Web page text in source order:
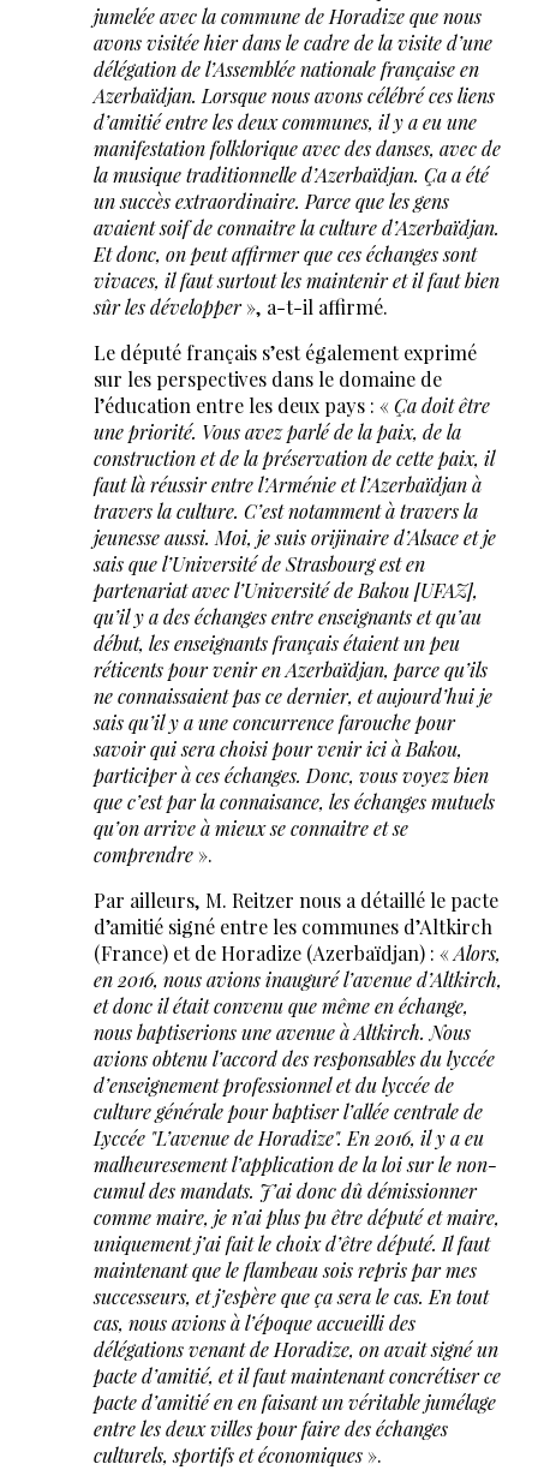
jumelée avec la commune de Horadize que nous
avons visitée hier dans le cadre de la visite d’une
délégation de l’Assemblée nationale française en
Azerbaïdjan. Lorsque nous avons célébré ces liens
d’amitié entre les deux communes, il y a eu une
manifestation folklorique avec des danses, avec de
la musique traditionnelle d’Azerbaïdjan. Ça a été
un succès extraordinaire. Parce que les gens
avaient soif de connaitre la culture d’Azerbaïdjan.
Et donc, on peut affirmer que ces échanges sont
vivaces, il faut surtout les maintenir et il faut bien
sûr les développer», a-t-il affirmé.
Le député français s’est également exprimé
sur les perspectives dans le domaine de
l’éducation entre les deux pays : «Ça doit être
une priorité. Vous avez parlé de la paix, de la
construction et de la préservation de cette paix, il
faut là réussir entre l’Arménie et l’Azerbaïdjan à
travers la culture. C’est notamment à travers la
jeunesse aussi. Moi, je suis orijinaire d’Alsace et je
sais que l’Université de Strasbourg est en
partenariat avec l’Université de Bakou [UFAZ],
qu’il y a des échanges entre enseignants et qu’au
début, les enseignants français étaient un peu
réticents pour venir en Azerbaïdjan, parce qu’ils
ne connaissaient pas ce dernier, et aujourd’hui je
sais qu’il y a une concurrence farouche pour
savoir qui sera choisi pour venir ici à Bakou,
participer à ces échanges. Donc, vous voyez bien
que c’est par la connaisance, les échanges mutuels
qu’on arrive à mieux se connaitre et se
comprendre».
Par ailleurs, M. Reitzer nous a détaillé le pacte
d’amitié signé entre les communes d’Altkirch
(France) et de Horadize (Azerbaïdjan) : «Alors,
en 2016, nous avions inauguré l’avenue d’Altkirch,
et donc il était convenu que même en échange,
nous baptiserions une avenue à Altkirch. Nous
avions obtenu l’accord des responsables du lyccée
d’enseignement professionnel et du lyccée de
culture générale pour baptiser l’allée centrale de
Lyccée "L’avenue de Horadize". En 2016, il y a eu
malheuresement l’application de la loi sur le non-
cumul des mandats. J’ai donc dû démissionner
comme maire, je n’ai plus pu être député et maire,
uniquement j’ai fait le choix d’être député. Il faut
maintenant que le flambeau sois repris par mes
successeurs, et j’espère que ça sera le cas. En tout
cas, nous avions à l’époque accueilli des
délégations venant de Horadize, on avait signé un
pacte d’amitié, et il faut maintenant concrétiser ce
pacte d’amitié en en faisant un véritable jumélage
entre les deux villes pour faire des échanges
culturels, sportifs et économiques».